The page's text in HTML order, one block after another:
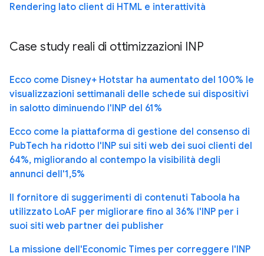
Rendering lato client di HTML e interattività
Case study reali di ottimizzazioni INP
Ecco come Disney+ Hotstar ha aumentato del 100% le
visualizzazioni settimanali delle schede sui dispositivi
in salotto diminuendo l'INP del 61%
Ecco come la piattaforma di gestione del consenso di
PubTech ha ridotto l'INP sui siti web dei suoi clienti del
64%, migliorando al contempo la visibilità degli
annunci dell'1,5%
Il fornitore di suggerimenti di contenuti Taboola ha
utilizzato LoAF per migliorare fino al 36% l'INP per i
suoi siti web partner dei publisher
La missione dell'Economic Times per correggere l'INP